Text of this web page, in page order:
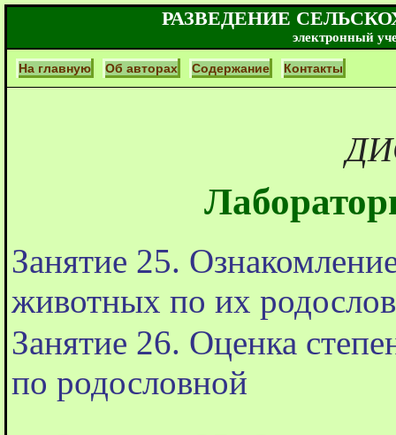
РАЗВЕДЕНИЕ
электронный
На главную Об авторах Содержание Контакты
Занятие 25.
животных по их
Занятие 26. Оценка
по родословной